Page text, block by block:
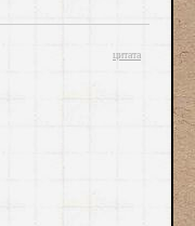
цитата